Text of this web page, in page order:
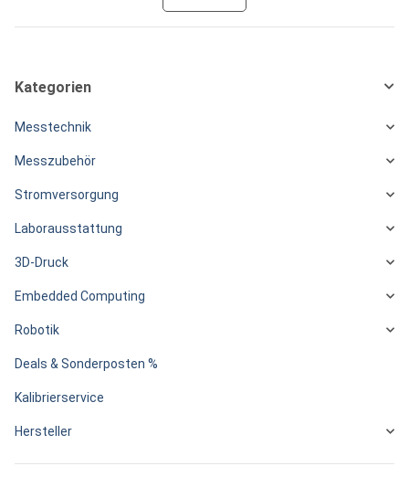
Kategorien
Messtechnik
Messzubehör
Stromversorgung
Laborausstattung
3D-Druck
Embedded Computing
Robotik
Deals & Sonderposten %
Kalibrierservice
Hersteller